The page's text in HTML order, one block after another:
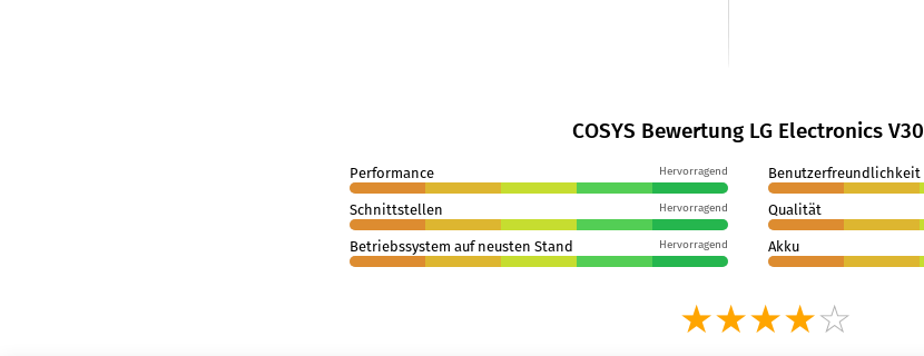
COSYS Bewertung LG Electronics V30
Performance Hervorragend
Schnittstellen Hervorragend
Betriebssystem auf neusten Stand Hervorragend
Benutzerfreundlichkeit
Qualität
Akku
★★★★☆